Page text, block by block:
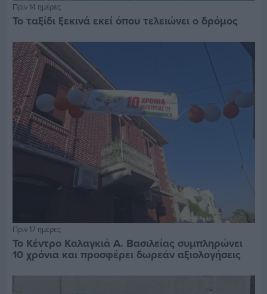
Πριν 14 ημέρες
Το ταξίδι ξεκινά εκεί όπου τελειώνει ο δρόμος
Πριν 17 ημέρες
Το Κέντρο Καλαγκιά Α. Βασιλείας συμπληρώνει
10 χρόνια και προσφέρει δωρεάν αξιολογήσεις